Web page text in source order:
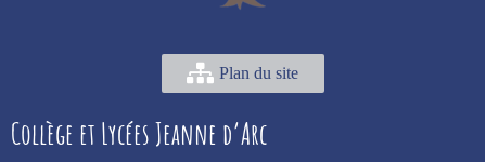
Plan du site
Collège et Lycées Jeanne d’Arc